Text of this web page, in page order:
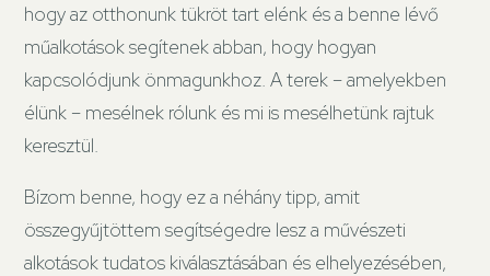
hogy az otthonunk tükröt tart elénk és a benne lévő
műalkotások segítenek abban, hogy hogyan
kapcsolódjunk önmagunkhoz. A terek – amelyekben
élünk – mesélnek rólunk és mi is mesélhetünk rajtuk
keresztül.
Bízom benne, hogy ez a néhány tipp, amit
összegyűjtöttem segítségedre lesz a művészeti
alkotások tudatos kiválasztásában és elhelyezésében,